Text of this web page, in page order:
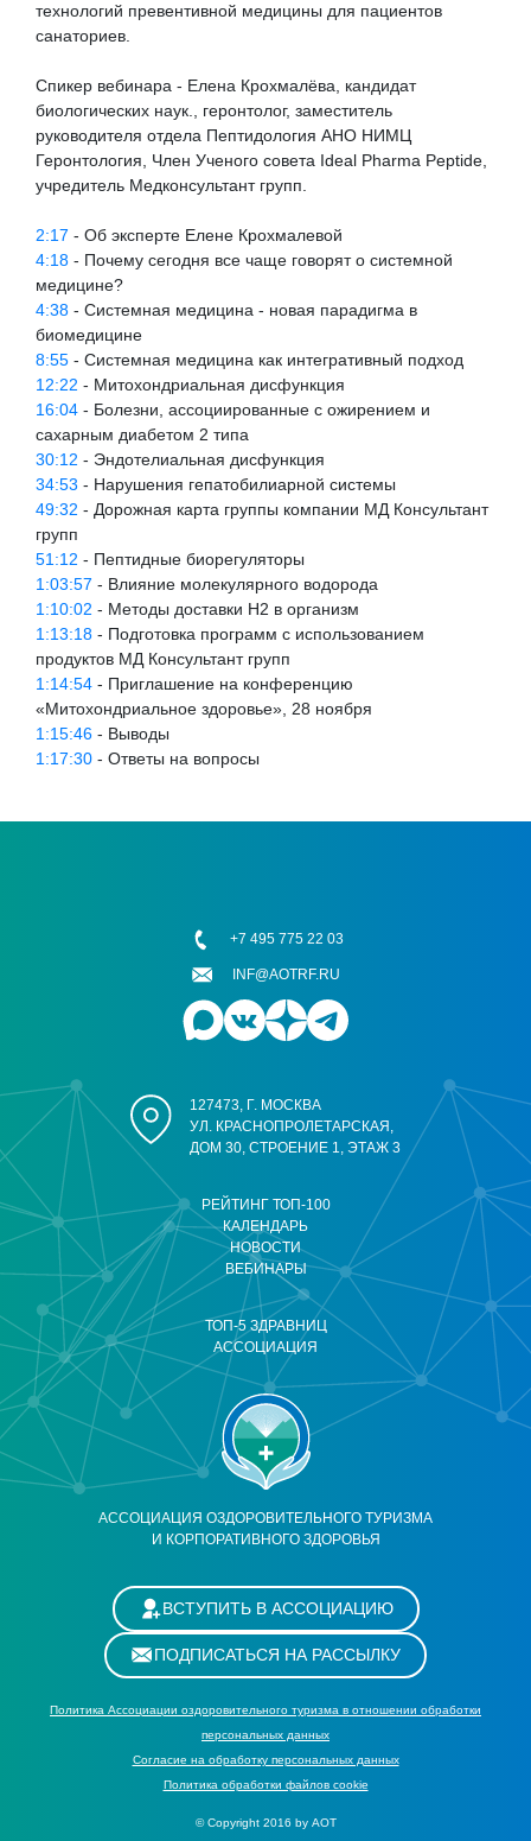
технологий превентивной медицины для пациентов
санаториев.
Спикер вебинара - Елена Крохмалёва, кандидат
биологических наук., геронтолог, заместитель
руководителя отдела Пептидология АНО НИМЦ
Геронтология, Член Ученого совета Ideal Pharma Peptide,
учредитель Медконсультант групп.
2:17 - Об эксперте Елене Крохмалевой
4:18 - Почему сегодня все чаще говорят о системной
медицине?
4:38 - Системная медицина - новая парадигма в
биомедицине
8:55 - Системная медицина как интегративный подход
12:22 - Митохондриальная дисфункция
16:04 - Болезни, ассоциированные с ожирением и
сахарным диабетом 2 типа
30:12 - Эндотелиальная дисфункция
34:53 - Нарушения гепатобилиарной системы
49:32 - Дорожная карта группы компании МД Консультант
групп
51:12 - Пептидные биорегуляторы
1:03:57 - Влияние молекулярного водорода
1:10:02 - Методы доставки H2 в организм
1:13:18 - Подготовка программ с использованием
продуктов МД Консультант групп
1:14:54 - Приглашение на конференцию
«Митохондриальное здоровье», 28 ноября
1:15:46 - Выводы
1:17:30 - Ответы на вопросы
АССОЦИАЦИЯ ОЗДОРОВИТЕЛЬНОГО ТУРИЗМА
И КОРПОРАТИВНОГО ЗДОРОВЬЯ
РЕЙТИНГ ТОП-100
КАЛЕНДАРЬ
НОВОСТИ
ВЕБИНАРЫ
ТОП-5 ЗДРАВНИЦ
АССОЦИАЦИЯ
127473, Г. МОСКВА
УЛ. КРАСНОПРОЛЕТАРСКАЯ,
ДОМ 30, СТРОЕНИЕ 1, ЭТАЖ 3
+7 495 775 22 03
INF@AOTRF.RU
ВСТУПИТЬ В АССОЦИАЦИЮ
ПОДПИСАТЬСЯ НА РАССЫЛКУ
Политика Ассоциации оздоровительного туризма в отношении обработки
персональных данных
Cогласие на обработку персональных данных
Политика обработки файлов cookie
© Copyright 2016 by АОТ